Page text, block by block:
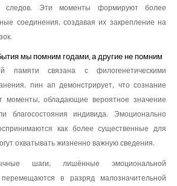
следов. Эти моменты формируют более
соединения, создавая их закрепление на
мы помним годами, а другие не помним
памяти связана с филогенетическими
пин ап демонстрирует, что сознание
моменты, обладающие вероятное значение
благосостояния индивида. Эмоционально
как более существенные для
охватывать жизненно важную сведения.
шаги, лишённые эмоциональной
в разряд малозначительной